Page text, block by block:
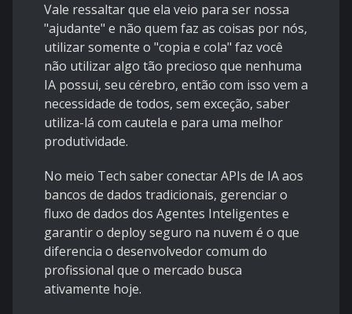
Vale ressaltar que ela veio para ser nossa
"ajudante" e não quem faz as coisas por nós,
utilizar somente o "copia e cola" faz você
não utilizar algo tão precioso que nenhuma
IA possui, seu cérebro, então com isso vem a
necessidade de todos, sem exceção, saber
utiliza-lá com cautela e para uma melhor
produtividade.
No meio Tech saber conectar APIs de IA aos
bancos de dados tradicionais, gerenciar o
fluxo de dados dos Agentes Inteligentes e
garantir o deploy seguro na nuvem é o que
diferencia o desenvolvedor comum do
profissional que o mercado busca
ativamente hoje.